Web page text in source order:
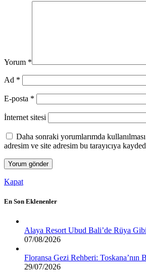
Yorum *
Ad *
E-posta *
İnternet sitesi
Daha sonraki yorumlarımda
adresim ve site adresim bu tarayıcıya
Kapat
En Son Eklenenler
Alaya Resort Ubud Bali’de Rüya
07/08/2026
Floransa Gezi Rehberi: Toskana’nın
29/07/2026